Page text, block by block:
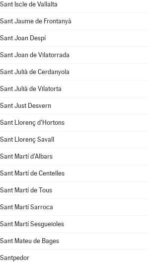
Sant Iscle de Vallalta
Sant Jaume de Frontanyà
Sant Joan Despí
Sant Joan de Vilatorrada
Sant Julià de Cerdanyola
Sant Julià de Vilatorta
Sant Just Desvern
Sant Llorenç d'Hortons
Sant Llorenç Savall
Sant Martí d'Albars
Sant Martí de Centelles
Sant Martí de Tous
Sant Martí Sarroca
Sant Martí Sesgueioles
Sant Mateu de Bages
Santpedor